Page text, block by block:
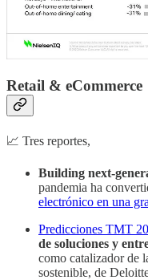
Retail & eCommerce
📈 Tres reportes,
Building next-
pandemia ha
electrónico en una
Predicciones TMT
de soluciones y
como catalizador de
sostenible, de